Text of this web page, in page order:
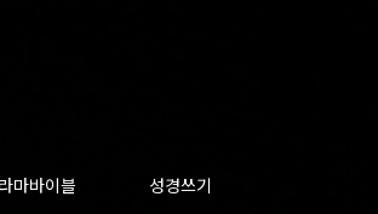
마바이블 성경쓰기